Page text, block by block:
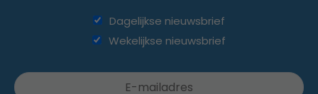
Dagelijkse nieuwsbrief
Wekelijkse nieuwsbrief